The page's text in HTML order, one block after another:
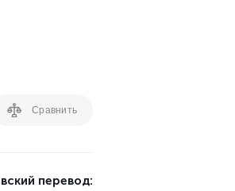
Сравнить
перевод: